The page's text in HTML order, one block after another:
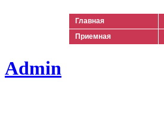
Главная
Приемная
Admin